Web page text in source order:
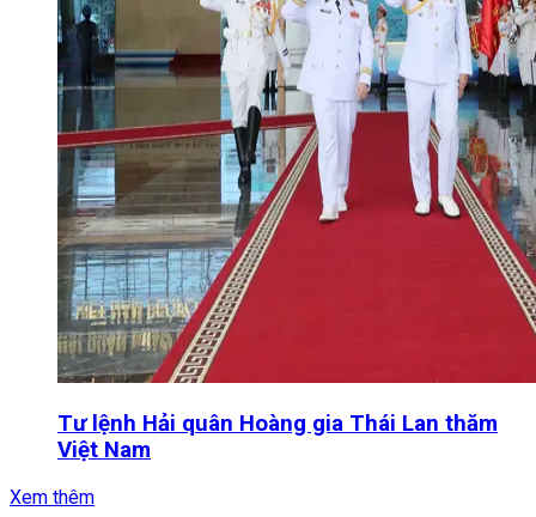
Tư lệnh Hải quân Hoàng gia Thái Lan thăm
Việt Nam
Xem thêm